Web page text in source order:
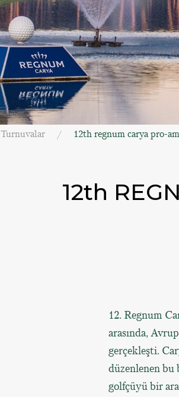
Turnuvalar 12th regnum carya pro-
12th
12. Regnum
arasında,
gerçekleşti.
düzenlenen bu
golfçüyü bir